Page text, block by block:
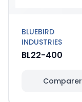
BLUEBIRD
INDUSTRIES
BL22-400
Comparer